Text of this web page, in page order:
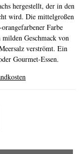
hergestellt, der in den
wird. Die mittelgroßen
Farbe
Geschmack von
verströmt. Ein
Gourmet-Essen.